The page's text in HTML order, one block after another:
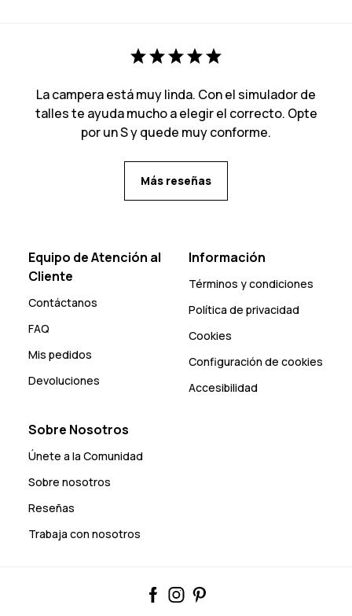
La campera está muy linda. Con el simulador de
talles te ayuda mucho a elegir el correcto. Opte
por un S y quede muy conforme.
Más reseñas
Equipo de Atención al
Cliente
Contáctanos
FAQ
Mis pedidos
Devoluciones
Información
Términos y condiciones
Política de privacidad
Cookies
Configuración de cookies
Accesibilidad
Sobre Nosotros
Únete a la Comunidad
Sobre nosotros
Reseñas
Trabaja con nosotros